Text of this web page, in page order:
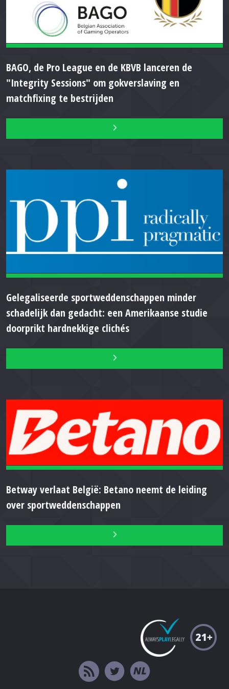
BAGO, de Pro League en de KBVB lanceren de
"Integrity Sessions" om gokverslaving en
matchfixing te bestrijden
Gelegaliseerde sportweddenschappen minder
schadelijk dan gedacht: een Amerikaanse studie
doorprikt hardnekkige clichés
Betway verlaat België: Betano neemt de leiding
over sportweddenschappen